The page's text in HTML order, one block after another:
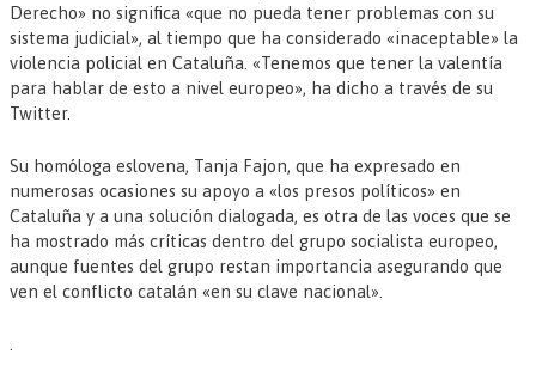
Derecho» no significa «que no pueda tener problemas con su
sistema judicial», al tiempo que ha considerado «inaceptable» la
violencia policial en Cataluña. «Tenemos que tener la valentía
para hablar de esto a nivel europeo», ha dicho a través de su
Twitter.
Su homóloga eslovena, Tanja Fajon, que ha expresado en
numerosas ocasiones su apoyo a «los presos políticos» en
Cataluña y a una solución dialogada, es otra de las voces que se
ha mostrado más críticas dentro del grupo socialista europeo,
aunque fuentes del grupo restan importancia asegurando que
ven el conflicto catalán «en su clave nacional».